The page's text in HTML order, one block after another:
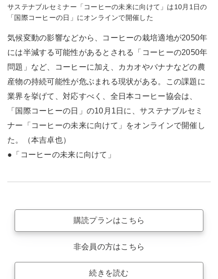
サステナブルセミナー「コーヒーの未来に向けて」は10月1日の
「国際コーヒーの日」にオンラインで開催した
気候変動の影響などから、コーヒーの栽培適地が2050年
には半減する可能性があるとされる「コーヒーの2050年
問題」など、コーヒーに加え、カカオやバナナなどの農
産物の持続可能性が危ぶまれる現状がある。この課題に
業界を挙げて、対応すべく、全日本コーヒー協会は、
「国際コーヒーの日」の10月1日に、サステナブルセミ
ナー「コーヒーの未来に向けて」をオンラインで開催し
た。（本吉卓也）
●「コーヒーの未来に向けて」
購読プランはこちら
非会員の方はこちら
続きを読む